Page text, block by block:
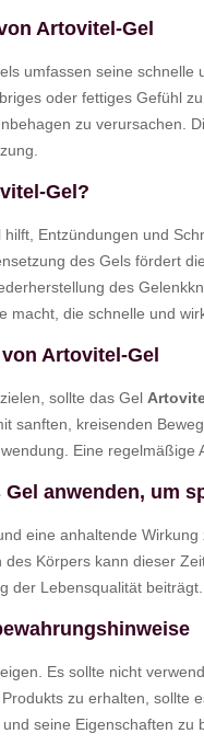
Artovitel-Gel
umfassen seine schnelle
oder fettiges Gefühl
zu verursachen.
Gel?
hilft, Entzündungen und
des Gels fördert
des
macht, die schnelle und
Artovitel-Gel
sollte das Gel
sanften, kreisenden
Eine
anwenden, um
eine anhaltende
Körpers kann dieser
der Lebensqualität beiträgt.
Es sollte nicht
zu erhalten, sollte
seine Eigenschaften zu